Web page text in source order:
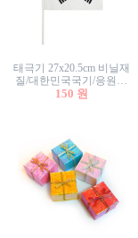
태극기 27x20.5cm 비닐재
질/대한민국국기/응원깃
발/행사깃발
150 원